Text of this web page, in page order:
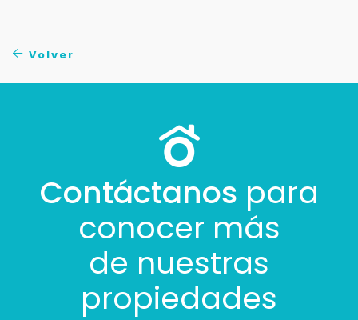
Volver
Contáctanos para
conocer más
de nuestras
propiedades